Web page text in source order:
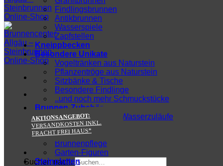
AKTIONSANGEBOT:
VERSANDKOSTEN INKL.
FRACHT FREI HAUS*
Suchen nach:
Findlingsbrunnen
Antikbrunnen
Wasserspiele
Zapfstellen
Kneippbecken
Besondere Unikate
Vogeltränken aus Naturstein
Pflanzentröge aus Naturstein
Sitzbänke & Tische
Besondere Findlinge
..und noch mehr Schmuckstücke
Brunnen-Zubehör
Wasserhähne und Wasserzuläufe
Zu-/Ablauftechnik
Wasserpumpen
Brunnenpflege
Garten-Figuren
Steinplatten